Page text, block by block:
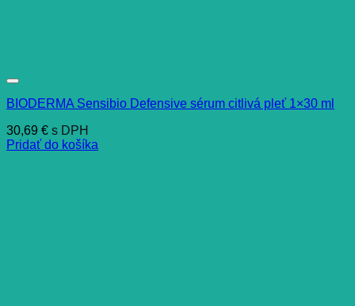
BIODERMA Sensibio Defensive sérum citlivá pleť 1×30 ml
30,69 € s DPH
Pridať do košíka